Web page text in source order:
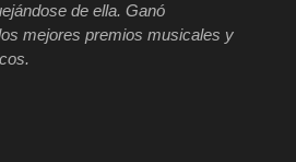
de ella. Ganó
mejores premios musicales y